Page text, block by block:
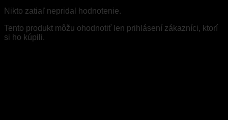
Nikto zatiaľ nepridal hodnotenie.
Tento produkt môžu ohodnotiť len prihlásení zákazníci, ktorí
si ho kúpili.